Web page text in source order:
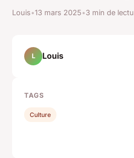
Louis•13 mars 2025•3 min de
L Louis
TAGS
Culture